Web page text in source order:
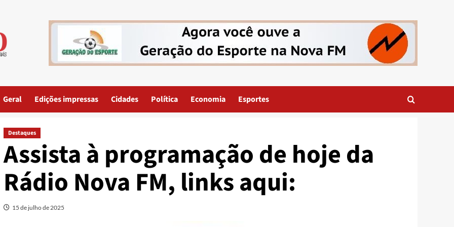
Geral Edições impressas Cidades Política Economia Esportes
Destaques
Assista à programação de hoje da
Rádio Nova FM, links aqui:
15 de julho de 2025